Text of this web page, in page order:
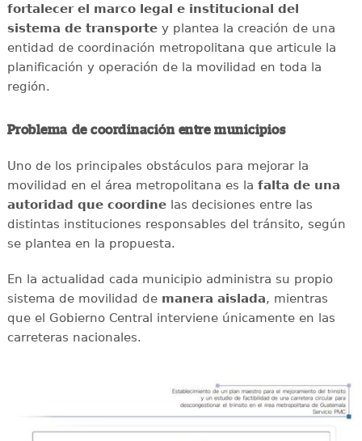
fortalecer el marco legal e institucional del
sistema de transportey plantea la creación de una
entidad de coordinación metropolitana que articule la
planificación y operación de la movilidad en toda la
región.
Problema de coordinación entre municipios
Uno de los principales obstáculos para mejorar la
movilidad en el área metropolitana es la falta de una
autoridad que coordinelas decisiones entre las
distintas instituciones responsables del tránsito, según
se plantea en la propuesta.
En la actualidad cada municipio administra su propio
sistema de movilidad demanera aislada, mientras
que el Gobierno Central interviene únicamente en las
carreteras nacionales.